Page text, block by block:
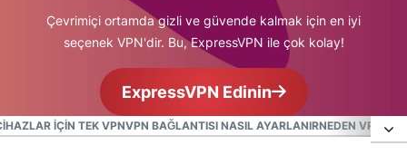
Çevrimiçi ortamda gizli ve güvende kalmak için en iyi
seçenek VPN'dir. Bu, ExpressVPN ile çok kolay!
ExpressVPN Edinin
IÇIN TEK VPNVPN BAĞLANTISI NASIL AYARLANIRNEDEN VPN